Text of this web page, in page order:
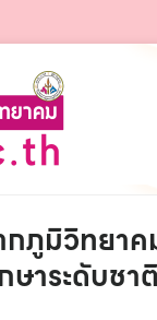
กภูมิวิทยา
าระดับช